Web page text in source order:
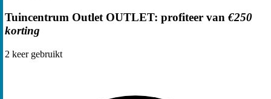
Tuincentrum Outlet OUTLET: profiteer van €250
korting
2 keer gebruikt